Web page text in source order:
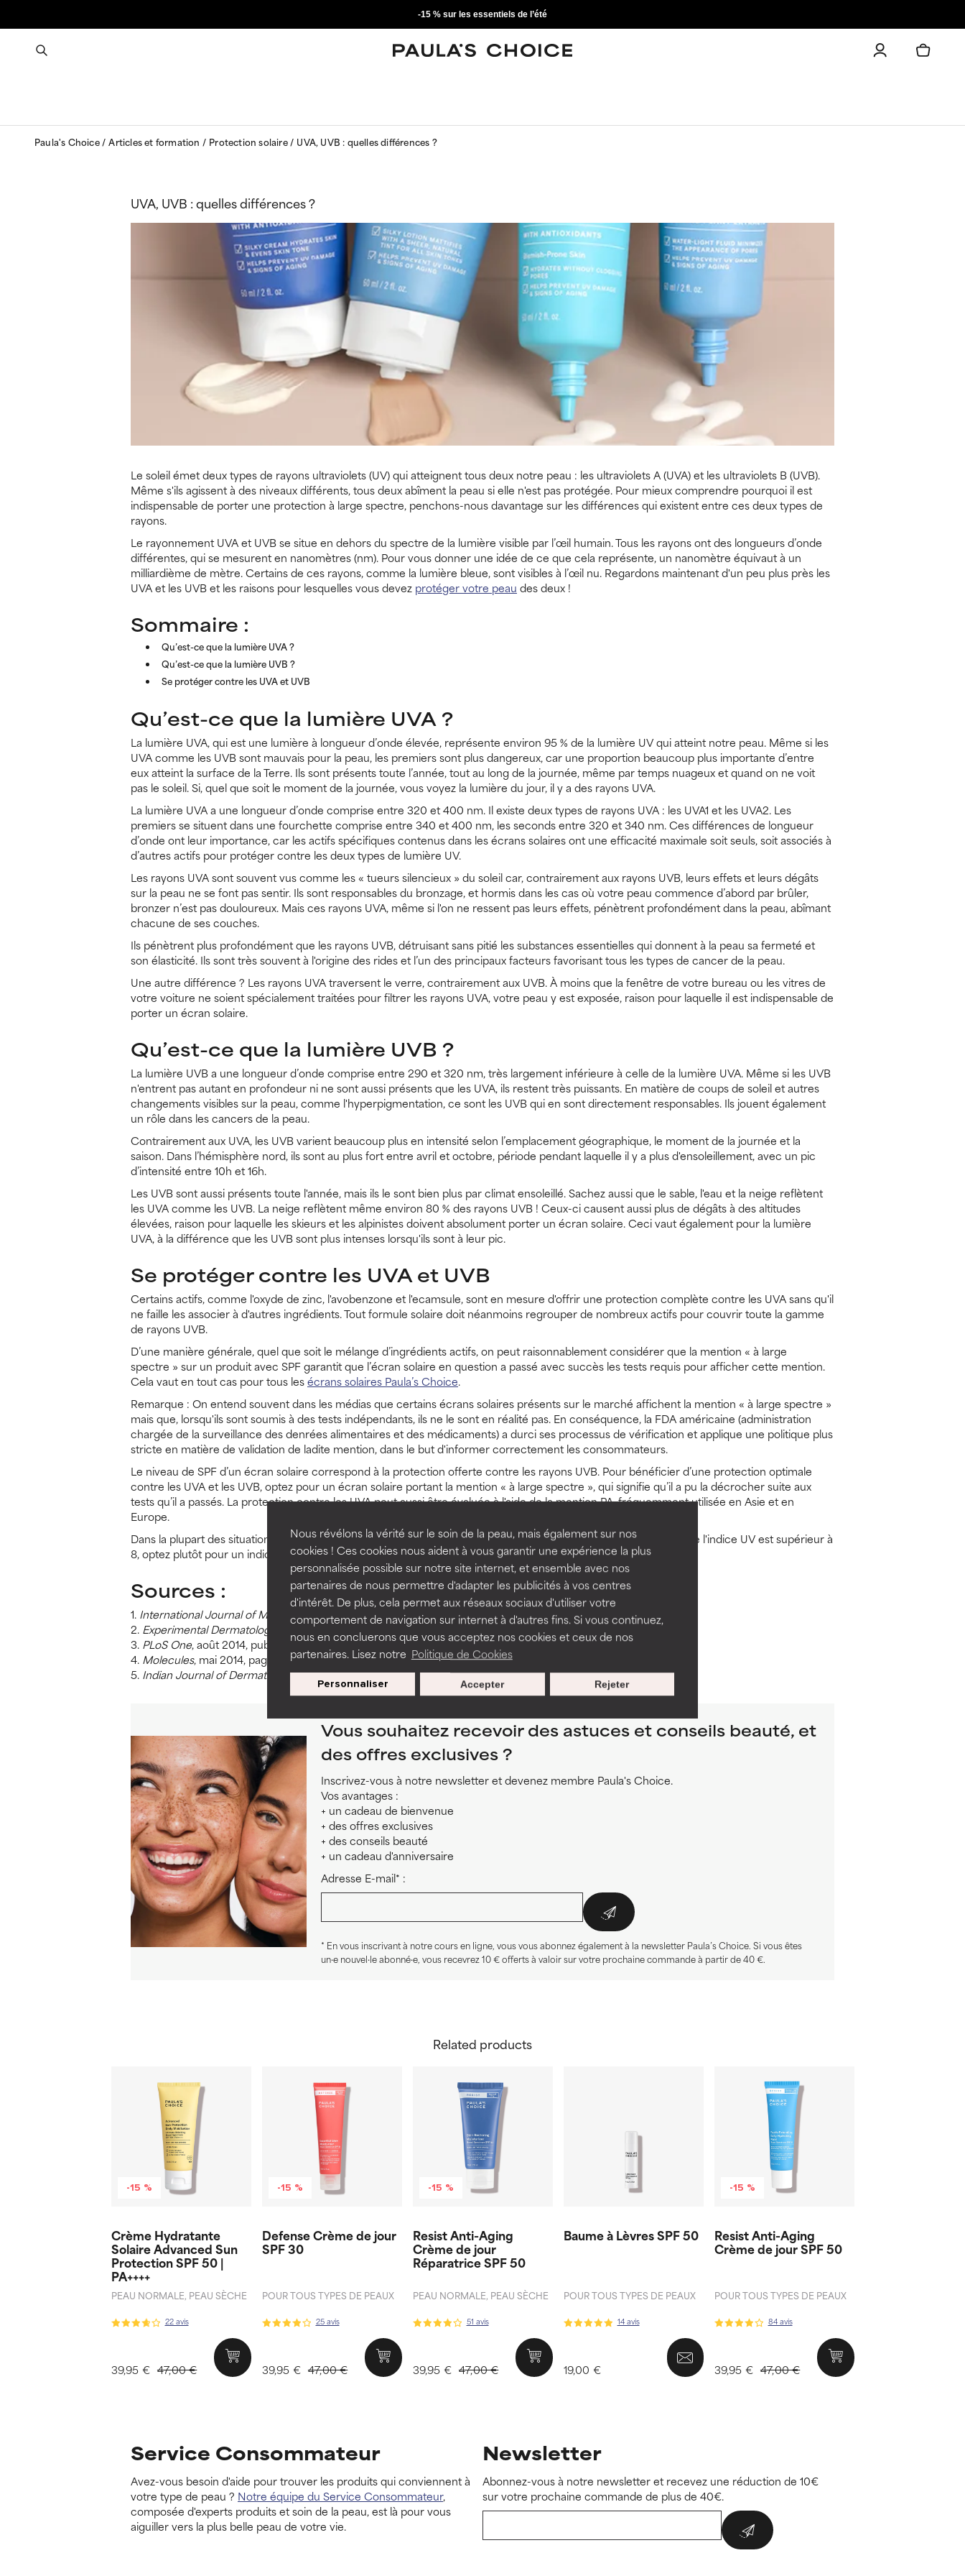
Nous révélons la vérité sur le soin de la peau, mais également sur nos
cookies ! Ces cookies nous aident à vous garantir une expérience la plus
personnalisée possible sur notre site internet, et ensemble avec nos
partenaires de nous permettre d'adapter les publicités à vos centres
d'intérêt. De plus, cela permet aux réseaux sociaux d'utiliser votre
comportement de navigation sur internet à d'autres fins. Si vous continuez,
nous en concluerons que vous acceptez nos cookies et ceux de nos
partenaires. Lisez notre Politique de Cookies
Personnaliser Rejeter
Accepter
-15 % sur les essentiels de l’été
Paula's Choice Articles et formation Protection solaire UVA, UVB : quelles différences ?
UVA, UVB : quelles différences ?
Le soleil émet deux types de rayons ultraviolets (UV) qui atteignent tous deux notre peau : les ultraviolets A (UVA) et les ultraviolets B (UVB).
Même s'ils agissent à des niveaux différents, tous deux abîment la peau si elle n'est pas protégée. Pour mieux comprendre pourquoi il est
indispensable de porter une protection à large spectre, penchons-nous davantage sur les différences qui existent entre ces deux types de
rayons.
Le rayonnement UVA et UVB se situe en dehors du spectre de la lumière visible par l’œil humain. Tous les rayons ont des longueurs d’onde
différentes, qui se mesurent en nanomètres (nm). Pour vous donner une idée de ce que cela représente, un nanomètre équivaut à un
milliardième de mètre. Certains de ces rayons, comme la lumière bleue, sont visibles à l’œil nu. Regardons maintenant d'un peu plus près les
UVA et les UVB et les raisons pour lesquelles vous devez protéger votre peau des deux !
Sommaire :
Qu’est-ce que la lumière UVA ?
Qu’est-ce que la lumière UVB ?
Se protéger contre les UVA et UVB
Qu’est-ce que la lumière UVA ?
La lumière UVA, qui est une lumière à longueur d’onde élevée, représente environ 95 % de la lumière UV qui atteint notre peau. Même si les
UVA comme les UVB sont mauvais pour la peau, les premiers sont plus dangereux, car une proportion beaucoup plus importante d’entre
eux atteint la surface de la Terre. Ils sont présents toute l’année, tout au long de la journée, même par temps nuageux et quand on ne voit
pas le soleil. Si, quel que soit le moment de la journée, vous voyez la lumière du jour, il y a des rayons UVA.
La lumière UVA a une longueur d’onde comprise entre 320 et 400 nm. Il existe deux types de rayons UVA : les UVA1 et les UVA2. Les
premiers se situent dans une fourchette comprise entre 340 et 400 nm, les seconds entre 320 et 340 nm. Ces différences de longueur
d’onde ont leur importance, car les actifs spécifiques contenus dans les écrans solaires ont une efficacité maximale soit seuls, soit associés à
d’autres actifs pour protéger contre les deux types de lumière UV.
Les rayons UVA sont souvent vus comme les « tueurs silencieux » du soleil car, contrairement aux rayons UVB, leurs effets et leurs dégâts
sur la peau ne se font pas sentir. Ils sont responsables du bronzage, et hormis dans les cas où votre peau commence d’abord par brûler,
bronzer n’est pas douloureux. Mais ces rayons UVA, même si l'on ne ressent pas leurs effets, pénètrent profondément dans la peau, abîmant
chacune de ses couches.
Ils pénètrent plus profondément que les rayons UVB, détruisant sans pitié les substances essentielles qui donnent à la peau sa fermeté et
son élasticité. Ils sont très souvent à l'origine des rides et l’un des principaux facteurs favorisant tous les types de cancer de la peau.
Une autre différence ? Les rayons UVA traversent le verre, contrairement aux UVB. À moins que la fenêtre de votre bureau ou les vitres de
votre voiture ne soient spécialement traitées pour filtrer les rayons UVA, votre peau y est exposée, raison pour laquelle il est indispensable de
porter un écran solaire.
Qu’est-ce que la lumière UVB ?
La lumière UVB a une longueur d’onde comprise entre 290 et 320 nm, très largement inférieure à celle de la lumière UVA. Même si les UVB
n'entrent pas autant en profondeur ni ne sont aussi présents que les UVA, ils restent très puissants. En matière de coups de soleil et autres
changements visibles sur la peau, comme l'hyperpigmentation, ce sont les UVB qui en sont directement responsables. Ils jouent également
un rôle dans les cancers de la peau.
Contrairement aux UVA, les UVB varient beaucoup plus en intensité selon l’emplacement géographique, le moment de la journée et la
saison. Dans l’hémisphère nord, ils sont au plus fort entre avril et octobre, période pendant laquelle il y a plus d'ensoleillement, avec un pic
d’intensité entre 10h et 16h.
Les UVB sont aussi présents toute l'année, mais ils le sont bien plus par climat ensoleillé. Sachez aussi que le sable, l'eau et la neige reflètent
les UVA comme les UVB. La neige reflètent même environ 80 % des rayons UVB ! Ceux-ci causent aussi plus de dégâts à des altitudes
élevées, raison pour laquelle les skieurs et les alpinistes doivent absolument porter un écran solaire. Ceci vaut également pour la lumière
UVA, à la différence que les UVB sont plus intenses lorsqu'ils sont à leur pic.
Se protéger contre les UVA et UVB
Certains actifs, comme l'oxyde de zinc, l'avobenzone et l'ecamsule, sont en mesure d'offrir une protection complète contre les UVA sans qu'il
ne faille les associer à d'autres ingrédients. Tout formule solaire doit néanmoins regrouper de nombreux actifs pour couvrir toute la gamme
de rayons UVB.
D’une manière générale, quel que soit le mélange d’ingrédients actifs, on peut raisonnablement considérer que la mention « à large
spectre » sur un produit avec SPF garantit que l’écran solaire en question a passé avec succès les tests requis pour afficher cette mention.
Cela vaut en tout cas pour tous lesécrans solaires Paula’s Choice.
Remarque : On entend souvent dans les médias que certains écrans solaires présents sur le marché affichent la mention « à large spectre »
mais que, lorsqu'ils sont soumis à des tests indépendants, ils ne le sont en réalité pas. En conséquence, la FDA américaine (administration
chargée de la surveillance des denrées alimentaires et des médicaments) a durci ses processus de vérification et applique une politique plus
stricte en matière de validation de ladite mention, dans le but d'informer correctement les consommateurs.
Le niveau de SPF d’un écran solaire correspond à la protection offerte contre les rayons UVB. Pour bénéficier d’une protection optimale
contre les UVA et les UVB, optez pour un écran solaire portant la mention « à large spectre », qui signifie qu’il a pu la décrocher suite aux
tests qu’il a passés. La protection contre les UVA peut aussi être évaluée à l'aide de la mention PA, fréquemment utilisée en Asie et en
Europe.
Dans la plupart des situations, un SPF 30 sera suffisant, mais si vous passez beaucoup de temps dehors ou lorsque l'indice UV est supérieur à
8, optez plutôt pour un indice 50 ou plus.
Sources :
1. International Journal of Molecular Sciences, janvier 2015, pages 68-90 ; et juin 2013, pages 12222-12248
2. Experimental Dermatology
, octobre 2014, pages 7-12
3. PLoS One, août 2014, publication en ligne
4. Molecules, mai 2014, pages 6202-6219
5. Indian Journal of Dermatology, Venereology, and Leprology, supplément de juin 2012, pages S9-S14
Vous souhaitez recevoir des astuces et conseils beauté, et
des offres exclusives ?
Inscrivez-vous à notre newsletter et devenez membre Paula's Choice.
Vos avantages :
+ un cadeau de bienvenue
+ des offres exclusives
+ des conseils beauté
+ un cadeau d'anniversaire
Adresse E-mail* :
* En vous inscrivant à notre cours en ligne, vous vous abonnez également à la newsletter Paula’s Choice. Si vous êtes
un·e nouvel·le abonné·e, vous recevrez 10 € offerts à valoir sur votre prochaine commande à partir de 40 €.
Related products
-15 %
Crème Hydratante
Solaire Advanced Sun
Protection SPF 50 |
PA++++
PEAU NORMALE, PEAU SÈCHE
22 avis
47,00 €
39,95 €
-15 %
Defense Crème de jour
SPF 30
POUR TOUS TYPES DE PEAUX
25 avis
47,00 €
39,95 €
-15 %
Resist Anti-Aging
Crème de jour
Réparatrice SPF 50
PEAU NORMALE, PEAU SÈCHE
51 avis
47,00 €
39,95 €
Baume à Lèvres SPF 50
POUR TOUS TYPES DE PEAUX
14 avis
19,00 €
-15 %
Resist Anti-Aging
Crème de jour SPF 50
POUR TOUS TYPES DE PEAUX
84 avis
47,00 €
39,95 €
Service Consommateur
Avez-vous besoin d'aide pour trouver les produits qui conviennent à
votre type de peau ? Notre équipe du Service Consommateur,
composée d'experts produits et soin de la peau, est là pour vous
aiguiller vers la plus belle peau de votre vie.
Newsletter
Abonnez-vous à notre newsletter et recevez une réduction de 10€
sur votre prochaine commande de plus de 40€.